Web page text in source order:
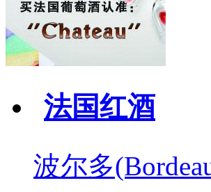
法国红酒
波尔多